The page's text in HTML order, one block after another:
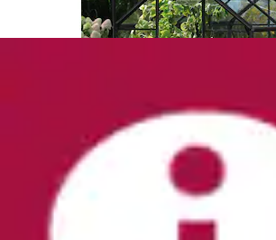
Gewächshaus »Venus 3800«
Vitavia
Ursprünglicher PreisUVP 479,90 €